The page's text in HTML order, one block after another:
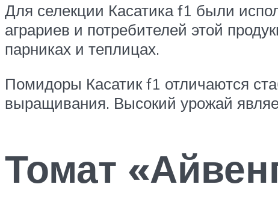
Для селекции Касатика f1 были
аграриев и потребителей этой
парниках и теплицах.
Помидоры Касатик f1 отличаются
выращивания. Высокий урожай
Томат